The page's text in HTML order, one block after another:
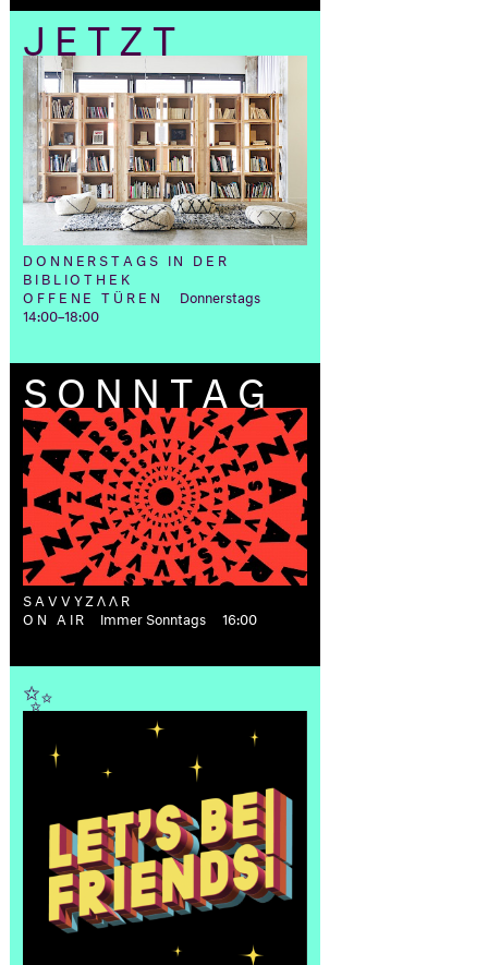
JETZT
DONNERSTAGS IN DER
BIBLIOTHEK
OFFENE TÜREN
Donnerstags
14:00–18:00
SONNTAG
SAVVYZΛΛR
ON AIR
Immer Sonntags 16:00
✨